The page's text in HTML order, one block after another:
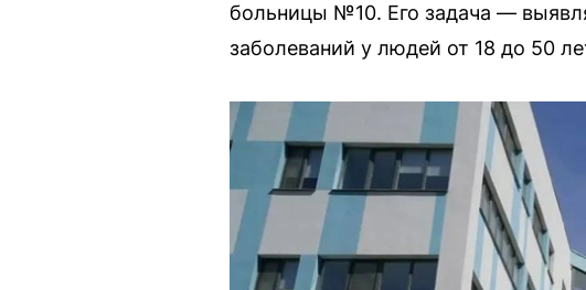
больницы №10. Его задача —
заболеваний у людей от 18 до 50